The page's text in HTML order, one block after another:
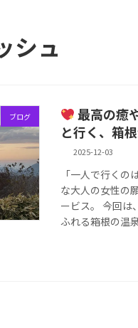
シュ
ブログ
最高の癒
と行く、箱
2025-12-03
「一人で行く
な大人の女性の
ービス。 今回は
ふれる箱根の温